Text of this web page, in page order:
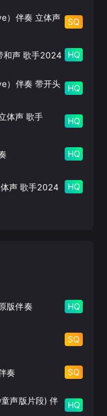
）伴奏 立体声
SQ
和声 歌手2024 HQ
）伴奏 带开头
HQ
体声 歌手
HQ
HQ
声 歌手2024 HQ
版伴奏 HQ
SQ
奏 SQ
声版片段) 伴
HQ